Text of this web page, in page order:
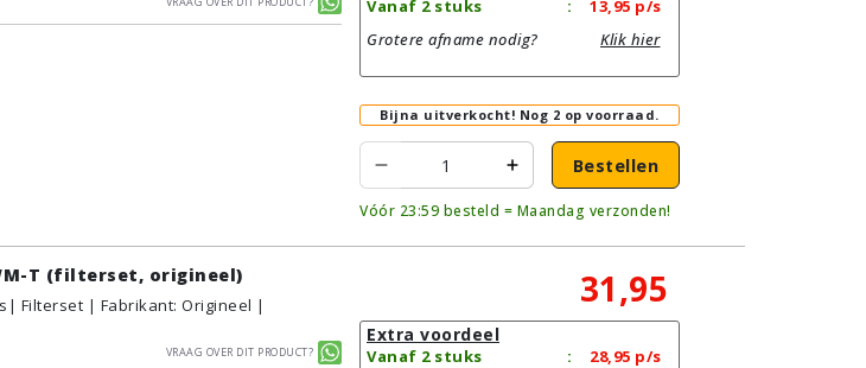
Vanaf 2 stuks : 13,95 p/s
Grotere afname nodig?
Klik hier
Bijna uitverkocht! Nog 2 op voorraad.
Bestellen
Vóór 23:59 besteld = Maandag verzonden!
T (filterset, origineel)
| Filterset | Fabrikant: Origineel |
Vraag over dit product?
31,95
Extra voordeel
Vanaf 2 stuks : 28,95 p/s